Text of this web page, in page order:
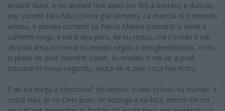
andant diaici, e no andant mai diaici (no feti a bortas); e duncas,
eia, sucedit fatu fatu (chi no giai sèmpiri), ca mancai oi ti intendis
selenu, e prexau cumenti sa Pasca Manna (cumenti si narat e
cumenti megu a narai deu puru, de su restu), ma s'incras ti ndi
iat podi arrui in conca su mundu segau a arrogheddeddus, o chi
si praxit de prus cumenti sonat, su mundu si ndi iat a podi
sciusciai in mesu segundu, asuta de is peis cosa tua etotu.
E de ita megu a chistionai? Intzandus, si ddu scòviu: su mundu, e
custa vida, (e su Cielu puru, nc'aciungu a sa lista, immoi chi nci